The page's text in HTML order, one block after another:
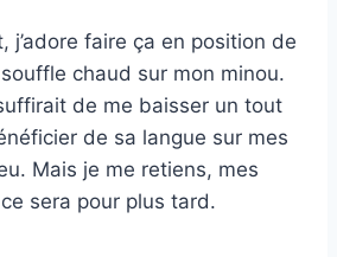
j’adore faire ça en position de
chaud sur mon minou.
de me baisser un tout
de sa langue sur mes
Mais je me retiens, mes
sera pour plus tard.